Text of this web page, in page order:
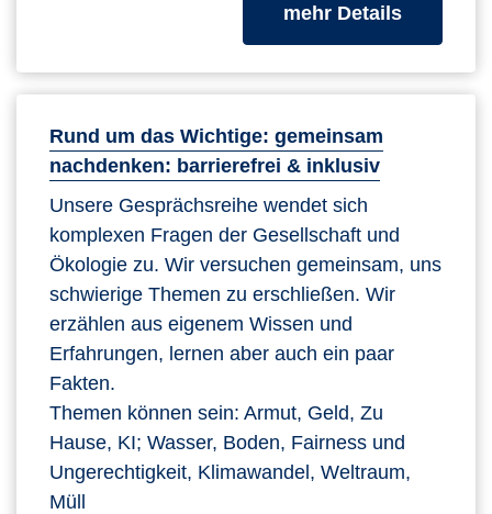
mehr Detailszum
Rund um das Wichtige: gemeinsam
nachdenken: barrierefrei & inklusiv
Unsere Gesprächsreihe wendet sich
komplexen Fragen der Gesellschaft und
Ökologie zu. Wir versuchen gemeinsam, uns
schwierige Themen zu erschließen. Wir
erzählen aus eigenem Wissen und
Erfahrungen, lernen aber auch ein paar
Fakten.
Themen können sein: Armut, Geld, Zu
Hause, KI; Wasser, Boden, Fairness und
Ungerechtigkeit, Klimawandel, Weltraum,
Müll